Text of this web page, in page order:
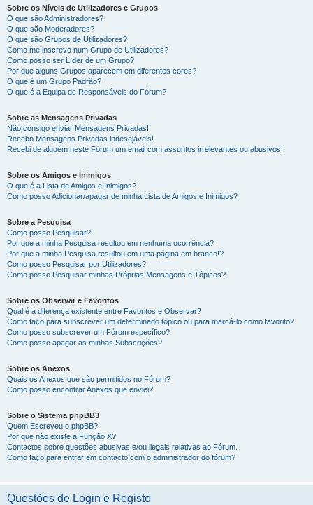
Sobre os Níveis de Utilizadores e Grupos
O que são Administradores?
O que são Moderadores?
O que são Grupos de Utilizadores?
Como me inscrevo num Grupo de Utilizadores?
Como posso ser Líder de um Grupo?
Por que alguns Grupos aparecem em diferentes cores?
O que é um Grupo Padrão?
O que é a Equipa de Responsáveis do Fórum?
Sobre as Mensagens Privadas
Não consigo enviar Mensagens Privadas!
Recebo Mensagens Privadas indesejáveis!
Recebi de alguém neste Fórum um email com assuntos irrelevantes ou abusivos!
Sobre os Amigos e Inimigos
O que é a Lista de Amigos e Inimigos?
Como posso Adicionar/apagar de minha Lista de Amigos e Inimigos?
Sobre a Pesquisa
Como posso Pesquisar?
Por que a minha Pesquisa resultou em nenhuma ocorrência?
Por que a minha Pesquisa resultou em uma página em branco!?
Como posso Pesquisar por Utilizadores?
Como posso Pesquisar minhas Próprias Mensagens e Tópicos?
Sobre os Observar e Favoritos
Qual é a diferença existente entre Favoritos e Observar?
Como faço para subscrever um determinado tópico ou para marcá-lo como favorito?
Como posso subscrever um Fórum específico?
Como posso apagar as minhas Subscrições?
Sobre os Anexos
Quais os Anexos que são permitidos no Fórum?
Como posso encontrar Anexos que enviei?
Sobre o Sistema phpBB3
Quem Escreveu o phpBB?
Por que não existe a Função X?
Contactos sobre questões abusivas e/ou ilegais relativas ao Fórum.
Como faço para entrar em contacto com o administrador do fórum?
Questões de Login e Registo